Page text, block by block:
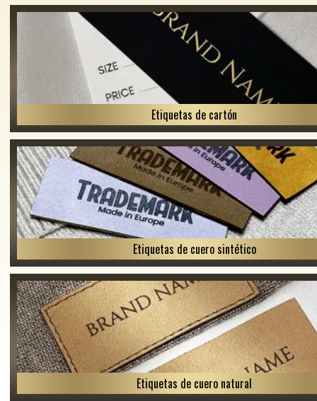
Etiquetas de cartón
Etiquetas de cuero sintético
Etiquetas de cuero natural